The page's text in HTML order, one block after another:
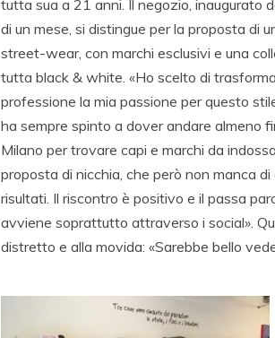
tutta sua a 21 anni. Il negozio, inaugurato
di un mese, si distingue per la proposta di
street-wear, con marchi esclusivi e una
tutta black & white. «Ho scelto di
professione la mia passione per questo
ha sempre spinto a dover andare almeno
Milano per trovare capi e marchi da
proposta di nicchia, che però non manca di
risultati. Il riscontro è positivo e il passa
avviene soprattutto attraverso i social».
distretto e alla movida: «Sarebbe bello